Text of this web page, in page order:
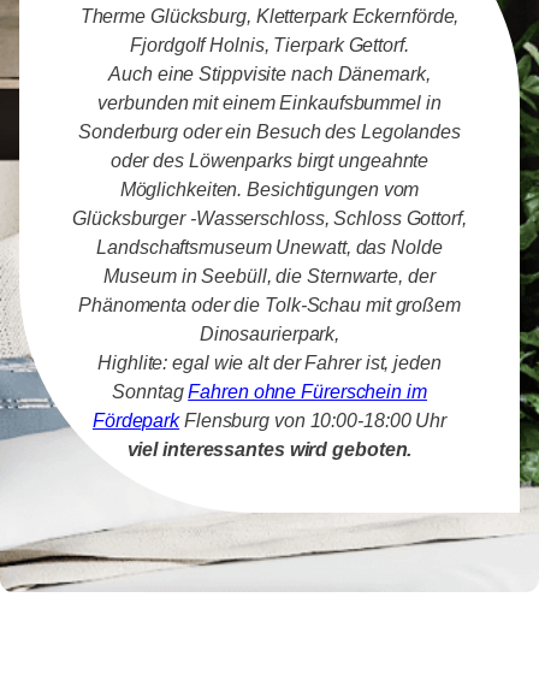
Therme Glücksburg, Kletterpark Eckernförde,
Fjordgolf Holnis, Tierpark Gettorf.
Auch eine Stippvisite nach Dänemark,
verbunden mit einem Einkaufsbummel in
Sonderburg oder ein Besuch des Legolandes
oder des Löwenparks birgt ungeahnte
Möglichkeiten. Besichtigungen vom
Glücksburger -Wasserschloss, Schloss Gottorf,
Landschaftsmuseum Unewatt, das Nolde
Museum in Seebüll, die Sternwarte, der
Phänomenta oder die Tolk-Schau mit großem
Dinosaurierpark,
Highlite: egal wie alt der Fahrer ist, jeden
SonntagFahren ohne Fürerschein im
FördeparkFlensburg von 10:00-18:00 Uhr
viel interessantes wird geboten.